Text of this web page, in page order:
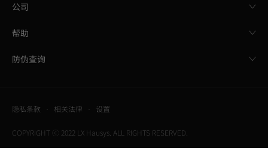
公司
帮助
防伪查询
隐私条款 相关法律 设置
COPYRIGHT ⓒ 2022 LX Hausys. ALL RIGHTS RESERVED.